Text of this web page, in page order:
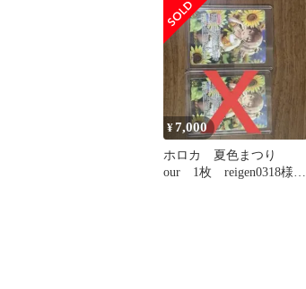
¥7,000
ホロカ 夏色まつり
our 1枚 reigen0318様専